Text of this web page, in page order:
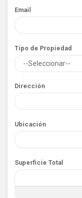
Email
Tipo de Propiedad
Dirección
Ubicación
Superficie Total